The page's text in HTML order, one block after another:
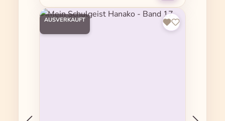
AUSVERKAUFT